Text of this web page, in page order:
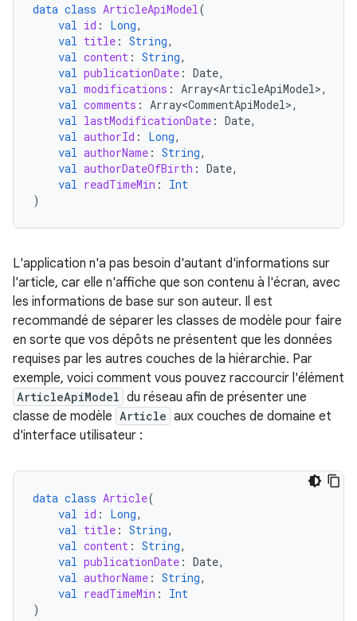
data class ArticleApiModel(
val id : Long,
val title : String,
val content : String,
val publicationDate : Date,
val modifications : Array<ArticleApiModel>,
val comments : Array<CommentApiModel>,
val lastModificationDate : Date,
val authorId : Long,
val authorName : String,
val authorDateOfBirth : Date,
val readTimeMin :
Int
)
L'application n'a pas besoin d'autant d'informations sur
l'article, car elle n'affiche que son contenu à l'écran, avec
les informations de base sur son auteur. Il est
recommandé de séparer les classes de modèle pour faire
en sorte que vos dépôts ne présentent que les données
requises par les autres couches de la hiérarchie. Par
exemple, voici comment vous pouvez raccourcir l'élément
ArticleApiModel du réseau afin de présenter une
classe de modèle Article aux couches de domaine et
d'interface utilisateur :
data class Article(
val id : Long,
val title : String,
val content : String,
val publicationDate : Date,
val authorName : String,
val readTimeMin :
Int
)